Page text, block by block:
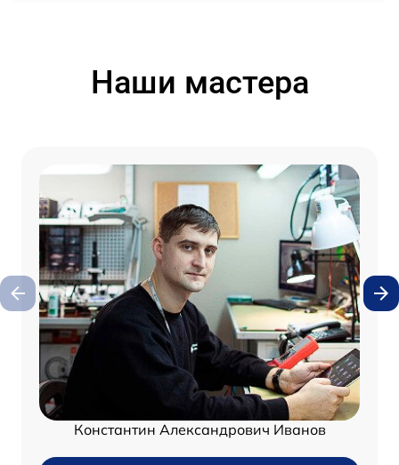
Наши мастера
Константин Александрович Иванов